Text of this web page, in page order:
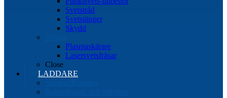
Svetstråd
Svetstänger
Skydd
Plasmaskärare
Lasersvetsfräsar
Close
LADDARE